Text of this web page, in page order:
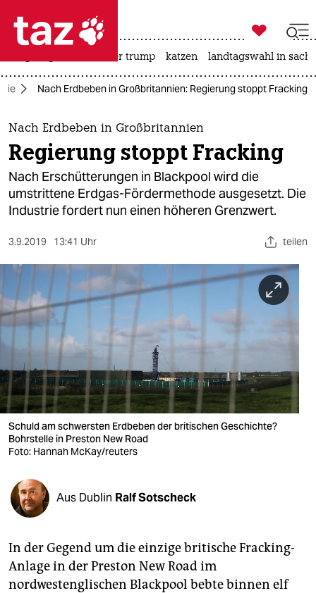
 taz zahl ich
taz zahl ich
themen
politik
öko
sport
berlin
nord
wahrheit
verlag
verlag
shop
fragen & hilfe
unterstützen
abo

taz zahl ich
usa unter trump katzen landtagswahl in
Nach Erdbeben in Großbritannien: Regierung stoppt Fracking
Nach Erdbeben in Großbritannien
Regierung stoppt Fracking
Nach Erschütterungen in Blackpool wird die
umstrittene Erdgas-Fördermethode ausgesetzt. Die
Industrie fordert nun einen höheren Grenzwert.
3.9.2019 13:41 Uhr teilen
Schuld am schwersten Erdbeben der britischen Geschichte?
Bohrstelle in Preston New Road
Foto: Hannah McKay/reuters
Aus Dublin Ralf Sotscheck
In der Gegend um die einzige britische Fracking-
Anlage in der Preston New Road im
nordwestenglischen Blackpool bebte binnen elf